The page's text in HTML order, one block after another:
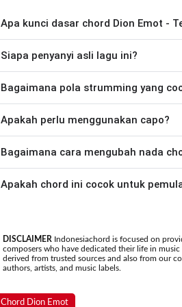
Apa kunci dasar chord Dion Emot -
telah disederhanakan sehingga lebih
memainkan lagu ini.
Siapa penyanyi asli lagu ini?
chord gitar yang lebih mudah
Bagaimana pola strumming yang
Down - Down - Up - Up - Down - Up
Morin.
Apakah perlu menggunakan capo?
asli penyanyi, kamu dapat
Bagaimana cara mengubah nada
nada. Seluruh chord akan berubah secara otomatis tanpa mengubah lirik sehingga kamu dapat
Apakah chord ini cocok untuk
DISCLAIMER Indonesiachord is focused on
composers who have dedicated their life in
derived from trusted sources and also from our
authors, artists, and music labels.
Chord Dion Emot